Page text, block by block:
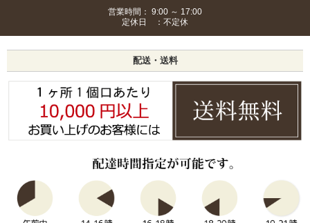
営業時間： 9:00 ～ 17:00
定休日 ：不定休
配送・送料